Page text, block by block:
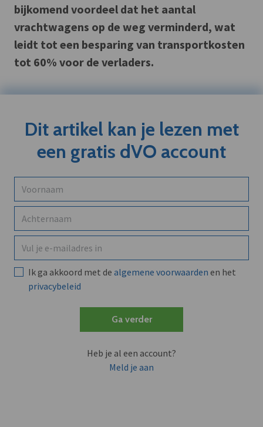
bijkomend voordeel dat het aantal
vrachtwagens op de weg verminderd, wat
leidt tot een besparing van transportkosten
tot 60% voor de verladers.
Dit artikel kan je lezen met
een gratis dVO account
Ik ga akkoord met de algemene voorwaarden en het
privacybeleid
Ga verder
Heb je al een account?
Meld je aan